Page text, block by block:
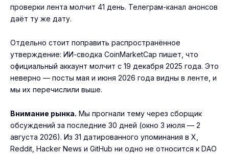
проверки лента молчит 41 день. Телеграм-канал анонсов
даёт ту же дату.
Отдельно стоит поправить распространённое
утверждение: ИИ-сводка CoinMarketCap пишет, что
официальный аккаунт молчит с 19 декабря 2025 года. Это
неверно — посты мая и июня 2026 года видны в ленте, и
мы их перечислили выше.
Внимание рынка. Мы прогнали тему через сборщик
обсуждений за последние 30 дней (окно 3 июля — 2
августа 2026). Из 31 датированного упоминания в X,
Reddit, Hacker News и GitHub ни одно не относится к DAO